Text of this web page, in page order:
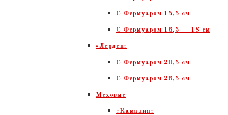
С Фермуаром 15,5 см
С Фермуаром 16,5 — 18 см
«Лерден»
С Фермуаром 20,5 см
С Фермуаром 26,5 см
Меховые
«Камалия»